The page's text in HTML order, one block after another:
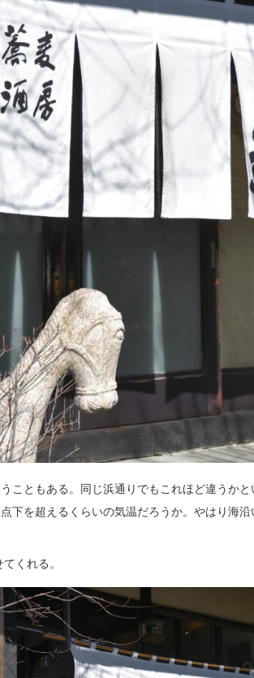
こともある。同じ浜通りでもこれほど違うか
下を超えるくらいの気温だろうか。やはり海
くれる。